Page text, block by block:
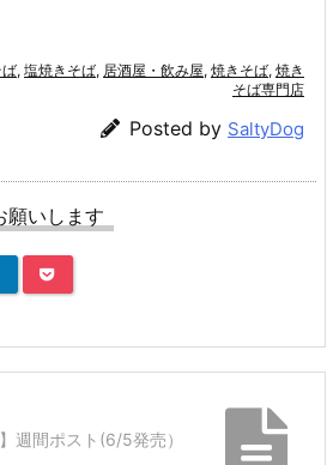
, 塩焼きそば, 居酒屋・飲み屋, 焼きそば, 焼き
そば専門店
Posted by SaltyDog
願いします
週間ポスト(6/5発売）